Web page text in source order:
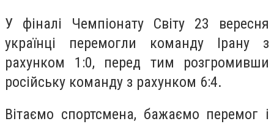
У фіналі Чемпіонату Світу 23 вересня
українці перемогли команду Ірану з
рахунком 1:0, перед тим розгромивши
російську команду з рахунком 6:4.
Вітаємо спортсмена, бажаємо перемог і